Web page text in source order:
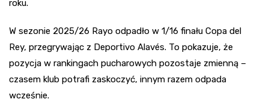
roku.
W sezonie 2025/26 Rayo odpadło w 1/16 finału Copa del
Rey, przegrywając z Deportivo Alavés. To pokazuje, że
pozycja w rankingach pucharowych pozostaje zmienną –
czasem klub potrafi zaskoczyć, innym razem odpada
wcześnie.